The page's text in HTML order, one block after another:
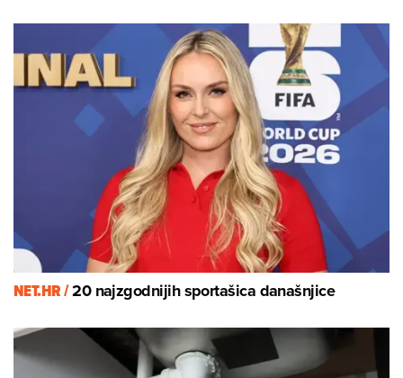
NET.HR /20 najzgodnijih sportašica današnjice